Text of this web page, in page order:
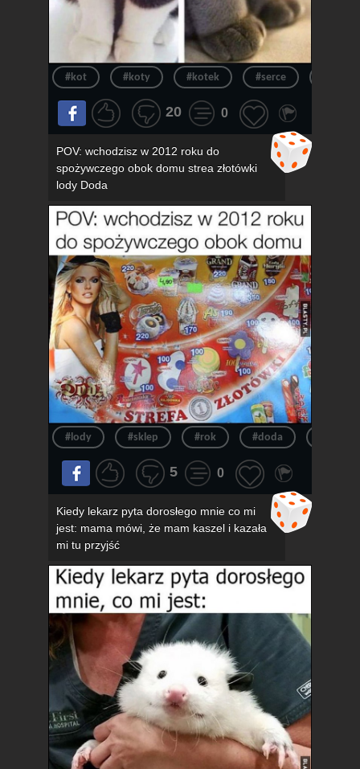
#kot #koty #kotek #serce
20 0
POV: wchodzisz w 2012 roku do
spożywczego obok domu strea złotówki
lody Doda
#lody #sklep #rok #doda
5 0
Kiedy lekarz pyta dorosłego mnie co mi
jest: mama mówi, że mam kaszel i kazała
mi tu przyjść